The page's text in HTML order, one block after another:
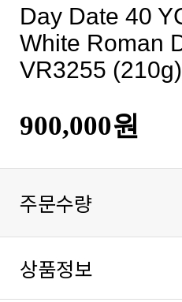
VR3255 (210g)
900,000원
주문수량
상품정보